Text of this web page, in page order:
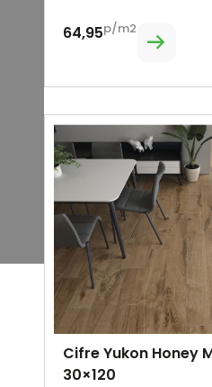
64,95p/m2
Cifre Yukon Honey
30×120